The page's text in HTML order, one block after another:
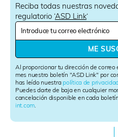
Reciba todas nuestras
regulatorio ‘ASD Link‘
N
s
l
e
t
t
e
S
Al proporcionar tu dirección de
mes nuestro boletín "ASD Link" por
has leído nuestra política de privacidad
Puedes darte de baja en cualquier
cancelación disponible en cada
int.com
ME